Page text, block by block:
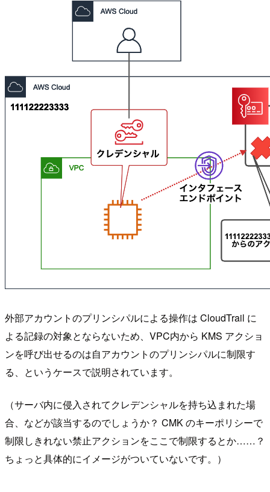
外部アカウントのプリンシパルによる操作は CloudTrail に
よる記録の対象とならないため、VPC内から KMS アクショ
ンを呼び出せるのは自アカウントのプリンシパルに制限す
る、というケースで説明されています。
（サーバ内に侵入されてクレデンシャルを持ち込まれた場
合、などが該当するのでしょうか？ CMK のキーポリシーで
制限しきれない禁止アクションをここで制限するとか……？
ちょっと具体的にイメージがついていないです。）